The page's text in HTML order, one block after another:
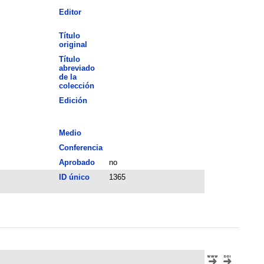
Editor
Título
original
Título
abreviado
de la
colección
Edición
Medio
Conferencia
Aprobado
no
ID único 1365